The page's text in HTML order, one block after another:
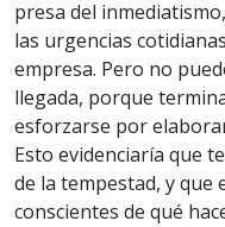
presa del
las urgencias
empresa. Pero no
llegada, porque
esforzarse por
Esto evidenciaría que
de la tempestad, y que
conscientes de qué